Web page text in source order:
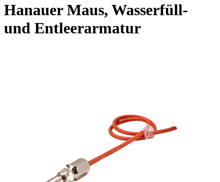
Hanauer Maus, Wasserfüll-
und Entleerarmatur